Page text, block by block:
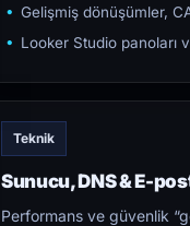
Gelişmiş dönüşümler,
Looker Studio panoları
Teknik
Sunucu, DNS & E-
Performans ve güvenlik